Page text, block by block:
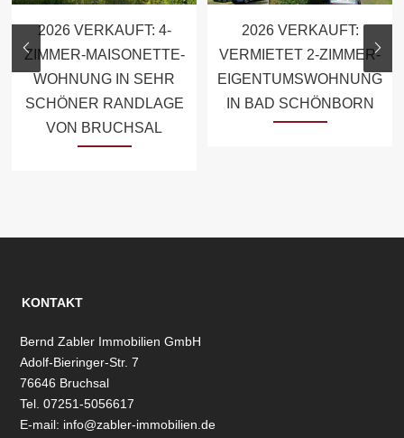
2026 VERKAUFT: 4-
ZIMMER-MAISONETTE-
WOHNUNG IN SEHR
SCHÖNER RANDLAGE
VON BRUCHSAL
2026 VERKAUFT:
VERMIETET 2-ZIMMER-
EIGENTUMSWOHNUNG
IN BAD SCHÖNBORN
KONTAKT
Bernd Zabler Immobilien GmbH
Adolf-Bieringer-Str. 7
76646 Bruchsal
Tel. 07251-5056617
E-mail: info@zabler-immobilien.de